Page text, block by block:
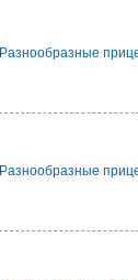
Разнообразные
Разнообразные